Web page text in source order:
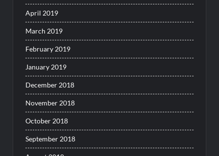
April 2019
March 2019
February 2019
January 2019
December 2018
November 2018
October 2018
September 2018